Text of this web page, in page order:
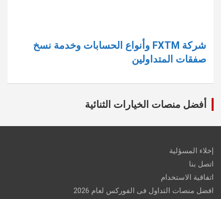
شركة FXTM وأنواع الحسابات وخدمة نسخ
صفقات المتداولين
أفضل منصات الخيارات الثنائية
إخلاء المسؤلية
اتصل بنا
اتفاقية الاستخدام
افضل منصات التداول فى الفوركس لعام 2026